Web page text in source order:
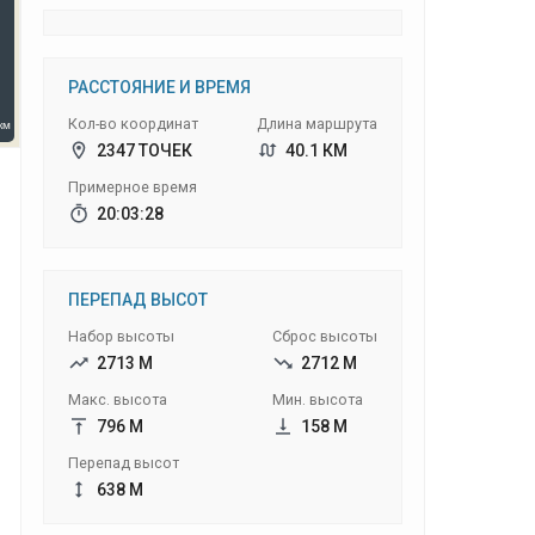
РАССТОЯНИЕ И ВРЕМЯ
Кол-во координат
2347 ТОЧЕК
Примерное время
20:03:28
Длина маршрута
40.1 КМ
ПЕРЕПАД ВЫСОТ
Набор высоты
2713 М
Макс. высота
796 М
Перепад высот
638 М
Сброс высоты
2712 М
Мин. высота
158 М